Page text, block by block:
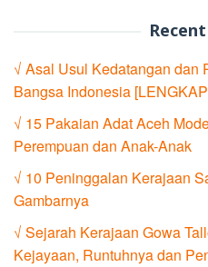
√ Asal Usul Kedatangan dan
Bangsa Indonesia
√ 15 Pakaian Adat Aceh
Perempuan dan Anak-Anak
√ 10 Peninggalan Kerajaan
Gambarnya
√ Sejarah Kerajaan Gowa
Kejayaan, Runtuhnya dan